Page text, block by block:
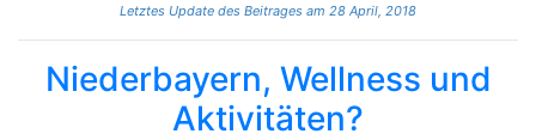
Letztes Update des Beitrages am 28 April, 2018
Niederbayern, Wellness und
Aktivitäten?